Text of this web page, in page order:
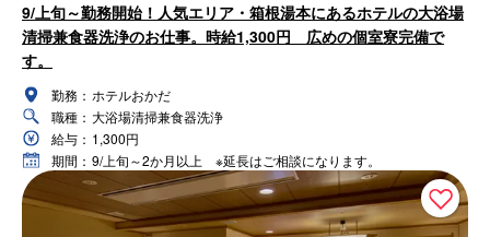
9/上旬～勤務開始！人気エリア・箱根湯本にあるホテルの大浴場
清掃兼食器洗浄のお仕事。時給1,300円 広めの個室寮完備で
す。
勤務： ホテルおかだ
職種： 大浴場清掃兼食器洗浄
給与： 1,300円
期間： 9/上旬～2か月以上 ※延長はご相談になります。